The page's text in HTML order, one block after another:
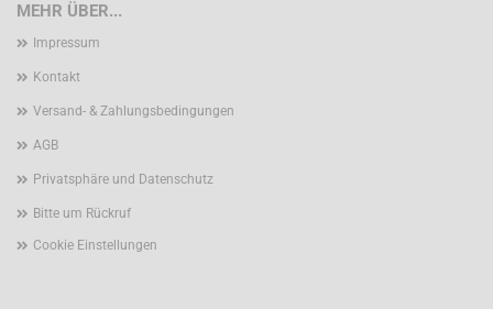
MEHR ÜBER...
Impressum
Kontakt
Versand- & Zahlungsbedingungen
AGB
Privatsphäre und Datenschutz
Bitte um Rückruf
Cookie Einstellungen